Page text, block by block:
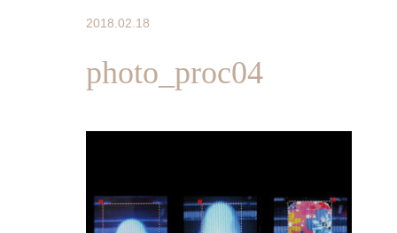
2018.02.18
photo_proc04